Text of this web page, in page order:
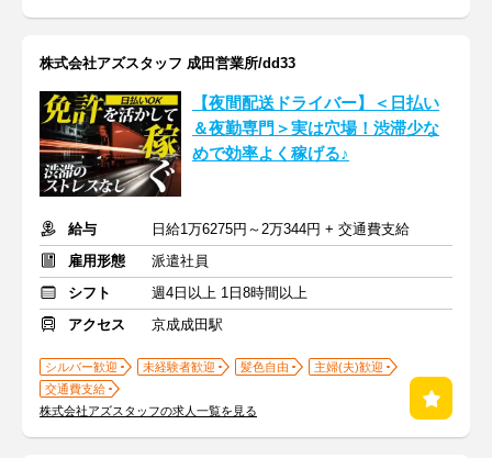
株式会社アズスタッフ 成田営業所/dd33
【夜間配送ドライバー】＜日払い
＆夜勤専門＞実は穴場！渋滞少な
めで効率よく稼げる♪
給与
日給1万6275円～2万344円 + 交通費支給
雇用形態
派遣社員
シフト
週4日以上 1日8時間以上
アクセス
京成成田駅
シルバー歓迎 未経験者歓迎 髪色自由
主婦(夫)歓迎
交通費支給
株式会社アズスタッフの求人一覧を見る